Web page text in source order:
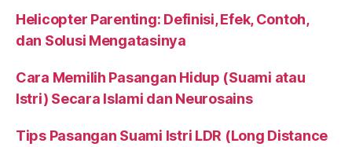
Helicopter Parenting: Definisi, Efek, Contoh,
dan Solusi Mengatasinya
Cara Memilih Pasangan Hidup (Suami atau
Istri) Secara Islami dan Neurosains
Tips Pasangan Suami Istri LDR (Long Distance